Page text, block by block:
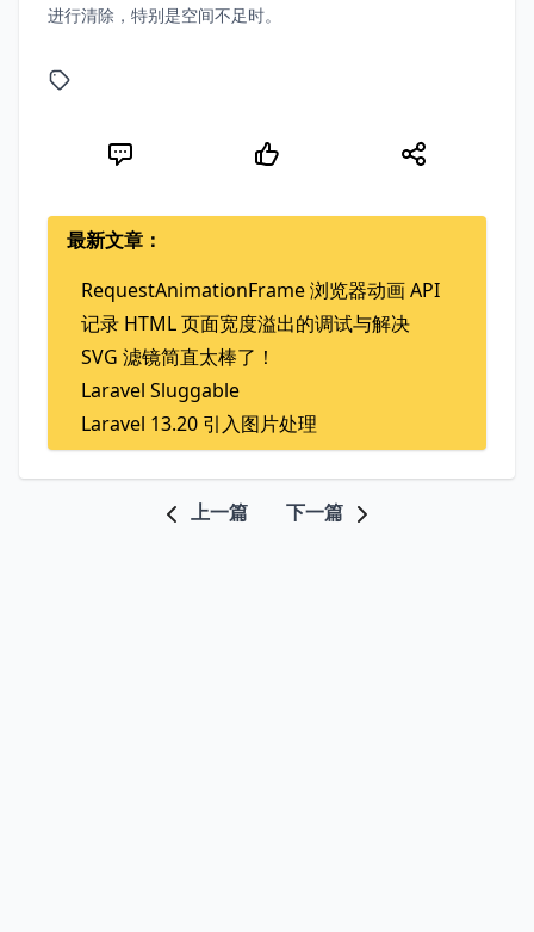
进行清除，特别是空间不足时。
最新文章：
RequestAnimationFrame 浏览器动画 API
记录 HTML 页面宽度溢出的调试与解决
SVG 滤镜简直太棒了！
Laravel Sluggable
Laravel 13.20 引入图片处理
上一篇 下一篇